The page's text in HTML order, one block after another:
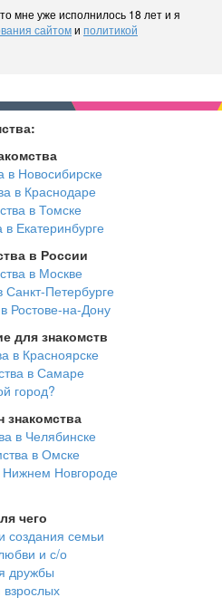
мне уже исполнилось 18 лет и я
сайтоми политикой
в Новосибирске
в Краснодаре
в Томске
в Екатеринбурге
в России
в Москве
Санкт-Петербурге
Ростове-на-Дону
для знакомств
в Красноярске
в Самаре
город?
знакомства
в Челябинске
в Омске
Нижнем Новгороде
чего
создания семьи
и с/о
дружбы
взрослых